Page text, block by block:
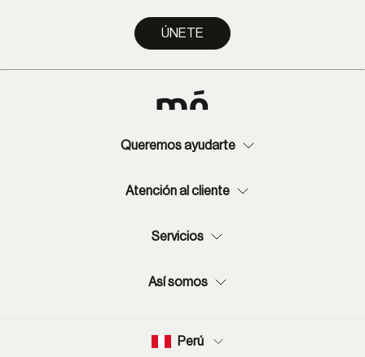
ÚNETE
Queremos ayudarte
Atención al cliente
Servicios
Así somos
Perú